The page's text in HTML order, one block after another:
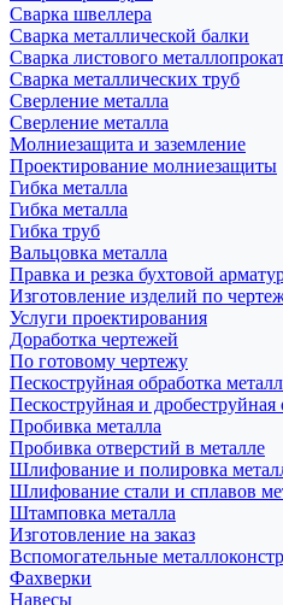
Сварка швеллера
Сварка металлической балки
Сварка листового
Сварка металлических труб
Сверление металла
Сверление металла
Молниезащита и заземление
Проектирование молниезащиты
Гибка металла
Гибка металла
Гибка труб
Вальцовка металла
Правка и резка бухтовой
Изготовление изделий по
Услуги проектирования
Доработка чертежей
По готовому чертежу
Пескоструйная обработка
Пескоструйная и дробеструйная
Пробивка металла
Пробивка отверстий в металле
Шлифование и полировка
Шлифование стали и сплавов
Штамповка металла
Изготовление на заказ
Вспомогательные
Фахверки
Навесы